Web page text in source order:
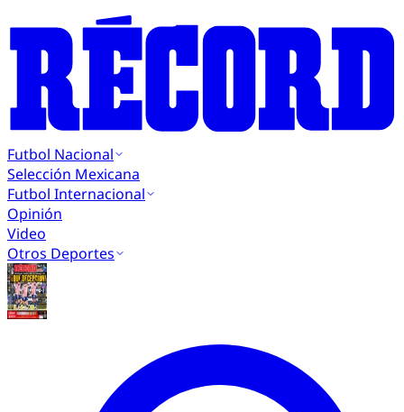
Futbol Nacional
Selección Mexicana
Futbol Internacional
Opinión
Video
Otros Deportes